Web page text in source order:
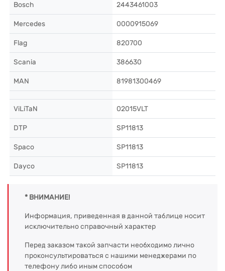
Bosch 2443461003
Mercedes 0000915069
Flag 820700
Scania 386630
MAN 81981300469
ViLiTaN 02015VLT
DTP SP11813
Spaco SP11813
Dayco SP11813
* ВНИМАНИЕ!
Информация, приведенная в данной таблице носит
исключительно справочный характер
Перед заказом такой запчасти необходимо лично
проконсультироваться с нашими менеджерами по
телефону либо иным способом